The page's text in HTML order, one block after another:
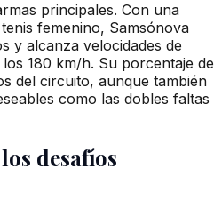
principales. Con una
femenino, Samsónova
y alcanza velocidades de
180 km/h. Su porcentaje de
del circuito, aunque también
como las dobles faltas
desafíos